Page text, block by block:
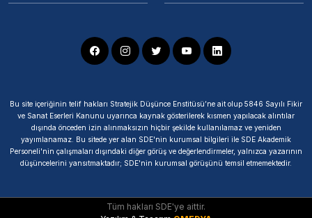
Bu site içeriğinin telif hakları Stratejik Düşünce Enstitüsü’ne ait olup 5846 Sayılı Fikir
ve Sanat Eserleri Kanunu uyarınca kaynak gösterilerek kısmen yapılacak alıntılar
dışında önceden izin alınmaksızın hiçbir şekilde kullanılamaz ve yeniden
yayımlanamaz. Bu sitede yer alan SDE'nin kurumsal bilgileri ile SDE Akademik
Personeli'nin çalışmaları dışındaki diğer görüş ve değerlendirmeler, yalnızca yazarının
düşüncelerini yansıtmaktadır; SDE'nin kurumsal görüşünü temsil etmemektedir.
Tüm hakları SDE'ye aittir.